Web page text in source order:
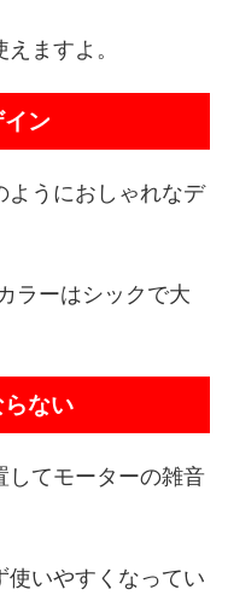
ますよ。
ン
ようにおしゃれなデ
ラーはシックで大
ない
してモーターの雑音
使いやすくなってい